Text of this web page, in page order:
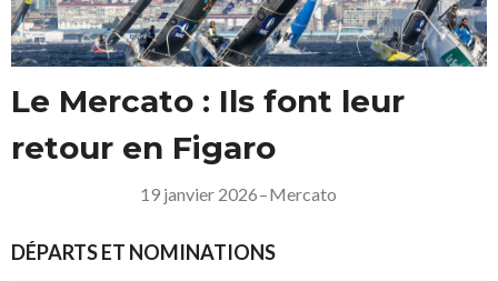
Le Mercato : Ils font leur
retour en Figaro
19 janvier 2026–Mercato
DÉPARTS ET NOMINATIONS